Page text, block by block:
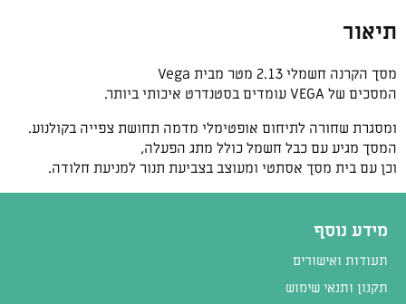
תיאור
מסך הקרנה חשמלי 2.13 מטר מבית Vega
המסכים של VEGA עומדים בסטנדרט איכותי ביותר.
ומסגרת שחורה לתיחום אופטימלי מדמה תחושת צפייה בקולנוע.
המסך מגיע עם כבל חשמל כולל מתג הפעלה,
וכן עם בית מסך אסתטי ומעוצב בצביעת תנור למניעת חלודה.
מידע נוסף
תעודות ואישורים
תקנון ותנאי שימוש